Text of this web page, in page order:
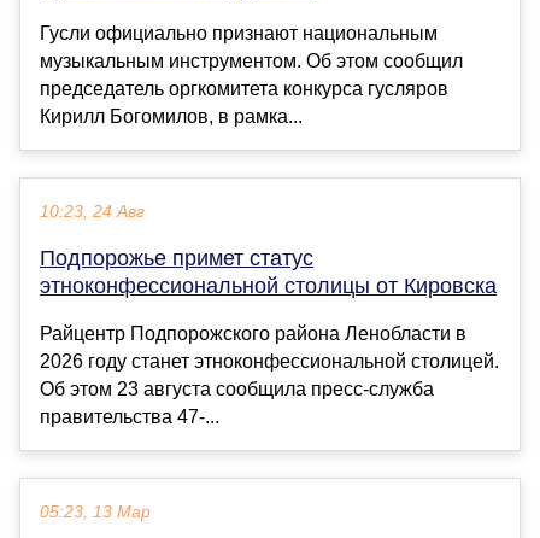
Гусли официально признают национальным
музыкальным инструментом. Об этом сообщил
председатель оргкомитета конкурса гусляров
Кирилл Богомилов, в рамка...
10:23, 24 Авг
Подпорожье примет статус
этноконфессиональной столицы от Кировска
Райцентр Подпорожского района Ленобласти в
2026 году станет этноконфессиональной столицей.
Об этом 23 августа сообщила пресс-служба
правительства 47-...
05:23, 13 Мар